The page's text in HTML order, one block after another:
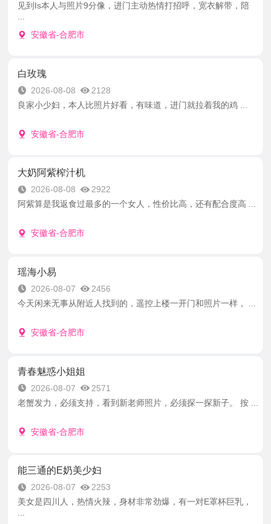
见到Is本人与照片9分像，进门主动热情打招呼，宽衣解带，陪
...
安徽省-合肥市
白玫瑰
2026-08-08
2128
良家小少妇，本人比照片好看，有味道，进门就拉着我的鸡 ...
安徽省-合肥市
大奶阿紫榨汁机
2026-08-08
2922
阿紫算是我返食过最多的一个女人，性价比高，还有配合度高 ...
安徽省-合肥市
瑶海小易
2026-08-07
2456
今天闲来无事从附近人找到的，遥控上楼一开门和照片一样， ...
安徽省-合肥市
青春魅惑小姐姐
2026-08-07
2571
老蟹发力，必须支持，看到新老师照片，必须探一探新子。 按 ...
安徽省-合肥市
能三通的E奶美少妇
2026-08-07
2253
美女是四川人，热情火辣，身材非常劲爆，有一对E罩杯巨乳，
...